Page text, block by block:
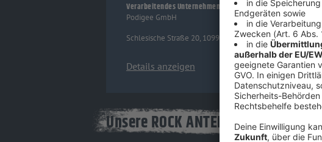
Verarbeitendes Unternehmen
Podigee GmbH
Schlesische Straße 20, 10997 Berlin, Germany
Details anzeigen
Unsere ROCK ANTENNE in NRW